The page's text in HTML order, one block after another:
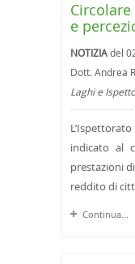
e
NOTIZIAdel
Dott. Andrea
Laghi e
indicato al
prestazioni
reddito di
Continua...